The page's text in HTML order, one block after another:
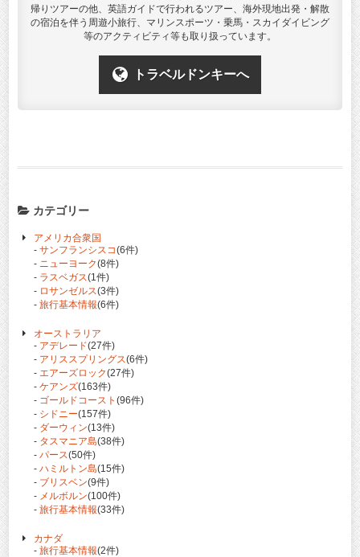
帰りツアーの他、英語ガイドで行われるツアー、海外現地出発・解散
の宿泊を伴う周遊小旅行、マリンスポーツ・乗馬・スカイダイビング
等のアクティビティ等も取り扱っています。
トラベルドンキーへ
カテゴリー
アメリカ合衆国
- サンフランシスコ(6件)
- ニューヨーク(8件)
- ラスベガス(1件)
- ロサンゼルス(3件)
- 旅行基本情報(6件)
オーストラリア
- アデレード(27件)
- アリススプリングス(6件)
- エアーズロック(27件)
- ケアンズ(163件)
- ゴールドコースト (96件)
- シドニー(157件)
- ダーウィン(13件)
- タスマニア島(38件)
- パース(50件)
- ハミルトン島(15件)
- ブリスベン(9件)
- メルボルン(100件)
- 旅行基本情報(33件)
カナダ
- 旅行基本情報(2件)